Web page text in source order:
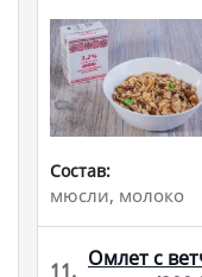
Состав:
мюсли, молоко
11. Омлет с